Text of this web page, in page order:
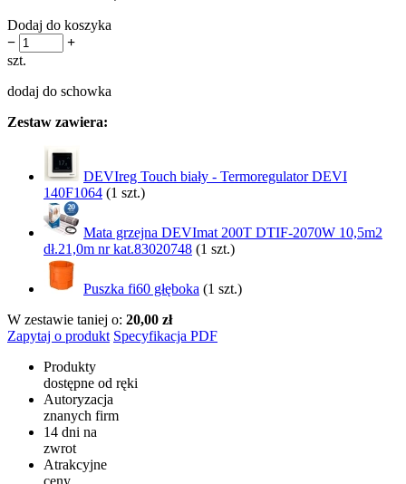
Dodaj do koszyka
−
+
szt.
dodaj do schowka
Zestaw zawiera:
DEVIreg Touch biały - Termoregulator DEVI
140F1064 (1 szt.)
Mata grzejna DEVImat 200T DTIF-2070W 10,5m2
dł.21,0m nr kat.83020748 (1 szt.)
Puszka fi60 głęboka (1 szt.)
W zestawie taniej o: 20,00 zł
Zapytaj o produkt Specyfikacja PDF
Produkty
dostępne od ręki
Autoryzacja
znanych firm
14 dni na
zwrot
Atrakcyjne